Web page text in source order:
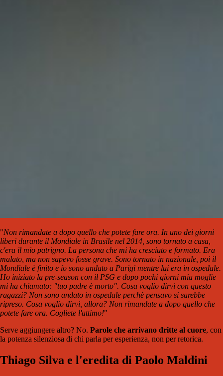
"Non rimandate a dopo quello che potete fare ora. In uno dei giorni
liberi durante il Mondiale in Brasile nel 2014, sono tornato a casa,
c'era il mio patrigno. La persona che mi ha cresciuto e formato. Era
malato, ma non sapevo fosse grave. Sono tornato in nazionale, poi il
Mondiale è finito e io sono andato a Parigi mentre lui era in ospedale.
Ho iniziato la pre-season con il PSG e dopo pochi giorni mia moglie
mi ha chiamato: "tuo padre è morto". Cosa voglio dirvi con questo
ragazzi? Non sono andato in ospedale perchè pensavo si sarebbe
ripreso. Cosa voglio dirvi, allora? Non rimandate a dopo quello che
potete fare ora. Cogliete l'attimo!"
Serve aggiungere altro? No. Parole che arrivano dritte al cuore, con
la potenza silenziosa di chi parla per esperienza, non per retorica.
Thiago Silva e l'eredita di Paolo Maldini